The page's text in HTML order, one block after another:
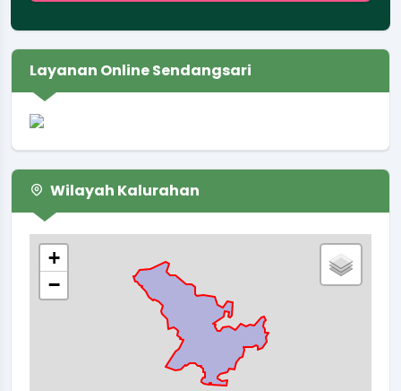
Layanan Online Sendangsari
Wilayah Kalurahan
+
−